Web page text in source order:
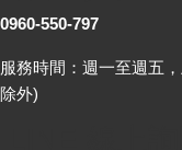
0960-550-797
服務時間：週一至週五
除外)